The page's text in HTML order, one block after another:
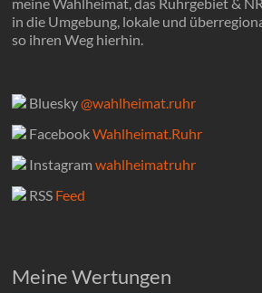
in die Umgebung, lokale und
so ihren Weg hierhin.
Bluesky@wahlheimat.ruhr
FacebookWahlheimat.Ruhr
Instagramwahlheimatruhr
RSS Feed
Meine Wertungen